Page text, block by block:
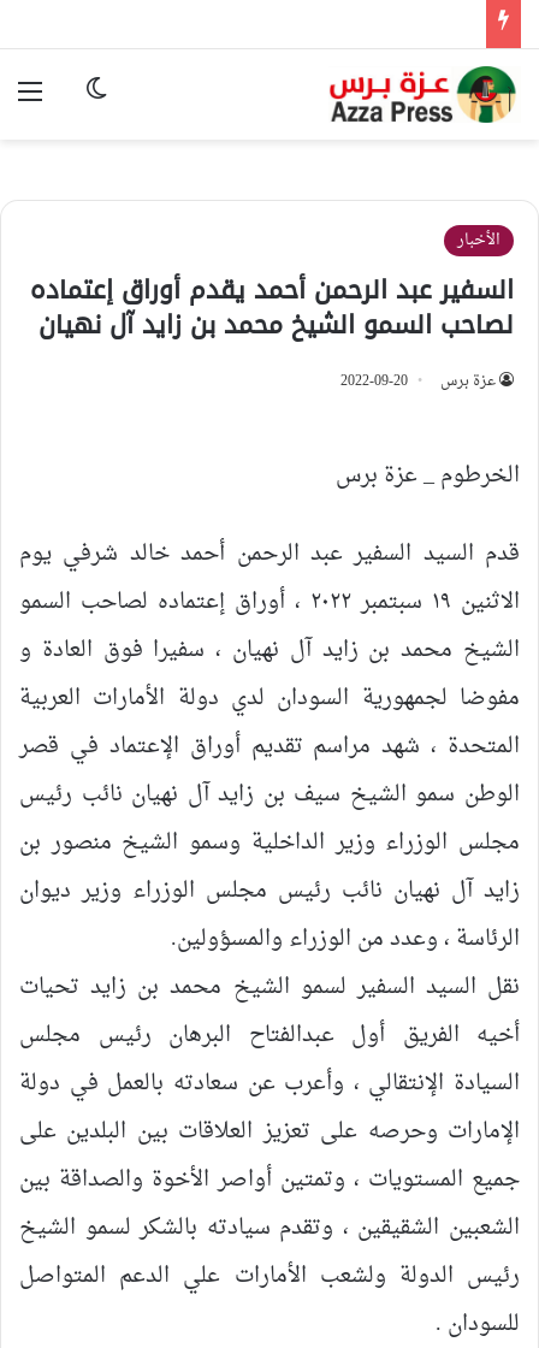
الوضع
الأخبار
السفير عبد الرحمن أحمد يقدم أوراق إعتماده
لصاحب السمو الشيخ محمد بن زايد آل نهيان
عزة برس 2022-09-20
الخرطوم _ عزة برس
قدم السيد السفير عبد الرحمن أحمد خالد شرفي يوم
الاثنين ١٩ سبتمبر ٢٠٢٢ ، أوراق إعتماده لصاحب السمو
الشيخ محمد بن زايد آل نهيان ، سفيرا فوق العادة و
مفوضا لجمهورية السودان لدي دولة الأمارات العربية
المتحدة ، شهد مراسم تقديم أوراق الإعتماد في قصر
الوطن سمو الشيخ سيف بن زايد آل نهيان نائب رئيس
مجلس الوزراء وزير الداخلية وسمو الشيخ منصور بن
زايد آل نهيان نائب رئيس مجلس الوزراء وزير ديوان
الرئاسة ، وعدد من الوزراء والمسؤولين.
نقل السيد السفير لسمو الشيخ محمد بن زايد تحيات
أخيه الفريق أول عبدالفتاح البرهان رئيس مجلس
السيادة الإنتقالي ، وأعرب عن سعادته بالعمل في دولة
الإمارات وحرصه على تعزيز العلاقات بين البلدين على
جميع المستويات ، وتمتين أواصر الأخوة والصداقة بين
الشعبين الشقيقين ، وتقدم سيادته بالشكر لسمو الشيخ
رئيس الدولة ولشعب الأمارات علي الدعم المتواصل
للسودان .